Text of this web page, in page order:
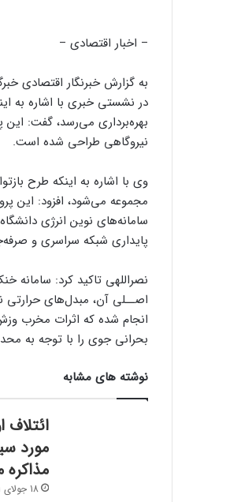
– اخبار اقتصادی –
به گزارش خبرنگار اقتصادی
در نشستی خبری با اشاره به
نیروگاهی طراحی شده است.
مجموعه می‌شود، افزود: این
سامانه‌های نوین انرژی
پایداری شبکه سراسری و صرفه‌جویی در مصرف
نصراللهی تاکید کرد:
اصــلی آن، مبدل‌های
انجام شده که اثرات مخرب
بحرانی جوی را با توجه به
نوشته های مشابه
مورد
18 جولای 2021